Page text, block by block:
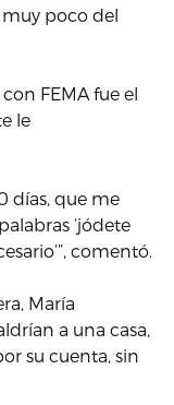
muy poco del
FEMA fue el
le
días, que me
‘jódete
comentó.
María
a una casa,
su cuenta, sin